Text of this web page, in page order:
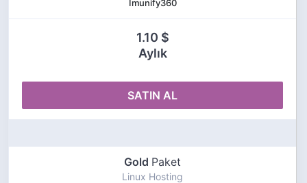
Imunify360
1.10 $
Aylık
SATIN AL
Gold Paket
Linux Hosting